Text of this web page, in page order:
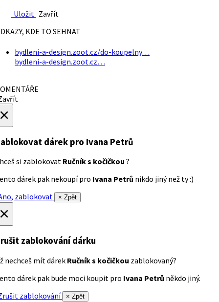
Uložit Zavřít
KDE TO SEHNAT
bydleni-a-design.zoot.cz/do-koupelny…
bydleni-a-design.zoot.cz…
dárek pro Ivana Petrů
si zablokovat Ručník s kočičkou ?
dárek pak nekoupí pro Ivana Petrů nikdo jiný než ty :)
zablokovat
× Zpět
zablokování dárku
nechceš mít dárek Ručník s kočičkou zablokovaný?
dárek pak bude moci koupit pro Ivana Petrů někdo jiný.
zablokování
× Zpět